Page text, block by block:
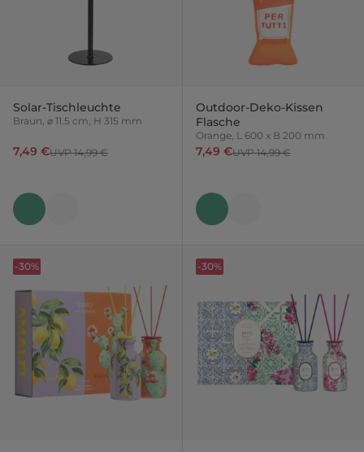
Solar-Tischleuchte
Braun, ⌀ 11.5 cm, H 315 mm
7,49 €UVP 14,99 €
Outdoor-Deko-Kissen
Flasche
Orange, L 600 x B 200 mm
7,49 €UVP 14,99 €
-30% -30%